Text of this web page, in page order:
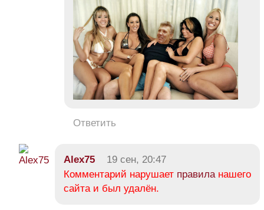
Ответить
Alex75
19 сен, 20:47
Комментарий нарушает правиланашего
сайта и был удалён.